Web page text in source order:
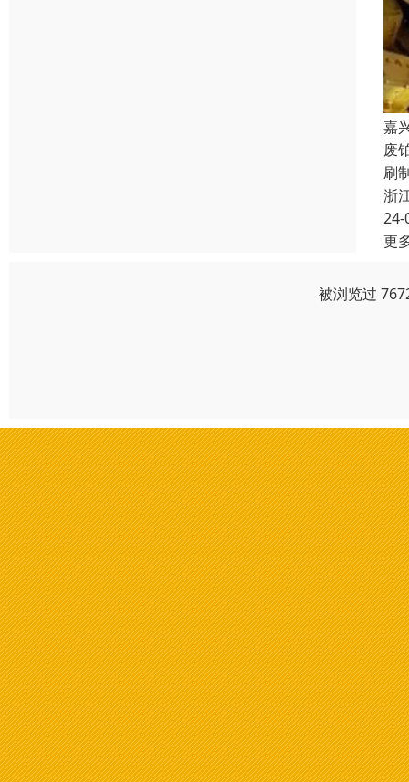
嘉
废
刷
浙
24-
更
被浏览过